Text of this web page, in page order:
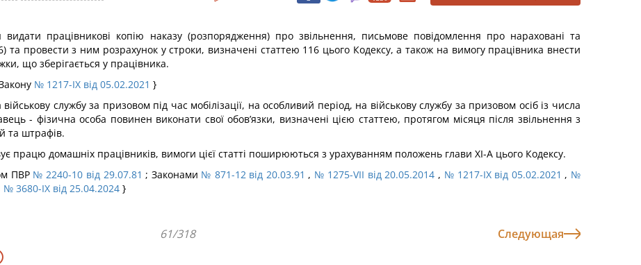
видати працівникові копію наказу (розпорядження) про звільнення, письмове повідомлення про нараховані та
та провести з ним розрахунок у строки, визначені статтею 116 цього Кодексу, а також на вимогу працівника внести
що зберігається у працівника.
№ 1217-IX від 05.02.2021 }
службу за призовом під час мобілізації, на особливий період, на військову службу за призовом осіб із числа
- фізична особа повинен виконати свої обов’язки, визначені цією статтею, протягом місяця після звільнення з
та штрафів.
працю домашніх працівників, вимоги цієї статті поширюються з урахуванням положень глави XI-А цього Кодексу.
ПВР № 2240-10 від 29.07.81 ; Законами № 871-12 від 20.03.91 , № 1275-VII від 20.05.2014 , № 1217-IX від 05.02.2021 , №
№ 3680-IX від 25.04.2024 }
61/318 Следующая